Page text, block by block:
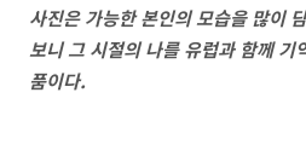
사진은 가능한 본인의 모습을 많이
보니 그 시절의 나를 유럽과 함께 기
품이다.